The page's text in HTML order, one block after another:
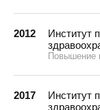
2012
Институт
Повышение
2017
Институт